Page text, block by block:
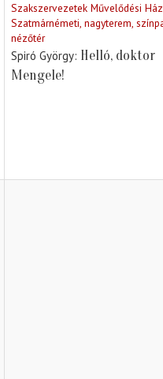
Szakszervezetek Művelődési
Szatmárnémeti, nagyterem,
nézőtér
Spiró György Helló, doktor
Mengele!